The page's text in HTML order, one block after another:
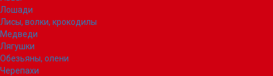
Лошади
Лисы, волки, крокодилы
Медведи
Лягушки
Обезьяны, олени
Черепахи